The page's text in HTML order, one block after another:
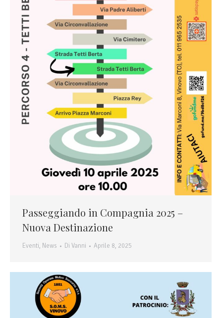
Passeggiando in Compagnia 2025 –
Nuova Destinazione
Eventi, News Di Vanni Aprile 8, 2025